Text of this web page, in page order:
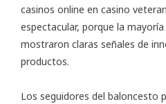
casinos online en casino veteran
espectacular, porque la
mostraron claras señales de
productos.
Los seguidores del baloncesto